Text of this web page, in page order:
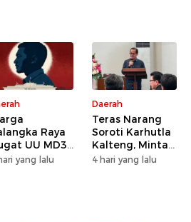
Raya
UU MD3
UU P3 ke
yang lalu
Daerah
Teras Narang
Soroti Karhutla
Kalteng, Minta
Pengawasan
4 hari yang lalu